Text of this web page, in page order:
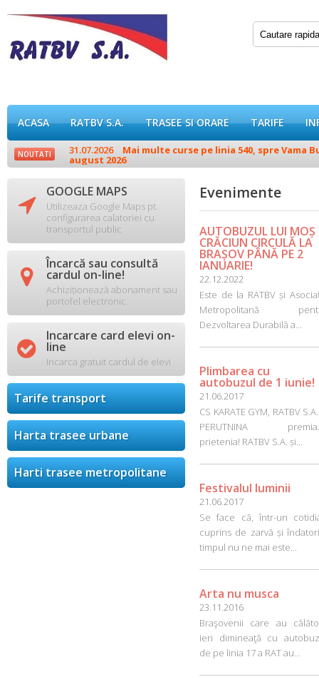
ACASA RATBV S.A. TRASEE SI ORARE TARIFE
NOUTATI 31.07.2026 Mai multe curse pe linia 540, spre Vama
august 2026
 GOOGLE MAPS
Utilizeaza Google Maps pt.
configurarea calatoriei cu
transportul public
 Încarcă sau consultă
cardul on-line!
Achiziționează abonament sau
portofel electronic.
 Incarcare card elevi on-
line
Incarca gratuit cardul de elevi
Tarife transport
Harta trasee urbane
Harti trasee metropolitane
Evenimente
AUTOBUZUL LUI MOȘ
CRĂCIUN CIRCULĂ LA
BRAȘOV PÂNĂ PE 2
IANUARIE!
22.12.2022
Este de la RATBV și
Metropolitană
Dezvoltarea Durabilă a...
Plimbarea cu
autobuzul de 1 iunie!
21.06.2017
CS KARATE GYM, RATBV
PERUTNINA
prietenia! RATBV S.A. și...
Festivalul luminii
21.06.2017
Se face că, într-un
cuprins de zarvă și
timpul nu ne mai este...
Arta nu musca
23.11.2016
Braşovenii care au
ieri dimineaţă cu
de pe linia 17 a RAT au...